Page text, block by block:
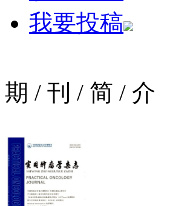
我要投稿
期 / 刊 / 简 / 介